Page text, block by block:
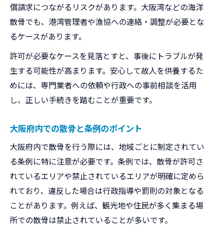
償請求につながるリスクがあります。大阪湾などの海洋
散骨でも、港湾管理者や漁協への連絡・調整が必要とな
るケースがあります。
許可が必要なケースを見落とすと、事後にトラブルが発
生する可能性が高まります。安心して故人を供養するた
めには、専門業者への依頼や行政への事前相談を活用
し、正しい手続きを踏むことが重要です。
大阪府内での散骨と条例のポイント
大阪府内で散骨を行う際には、地域ごとに制定されてい
る条例に特に注意が必要です。条例では、散骨が許可さ
れているエリアや禁止されているエリアが明確に定めら
れており、違反した場合は行政指導や罰則の対象となる
ことがあります。例えば、観光地や住民が多く集まる場
所での散骨は禁止されていることが多いです。